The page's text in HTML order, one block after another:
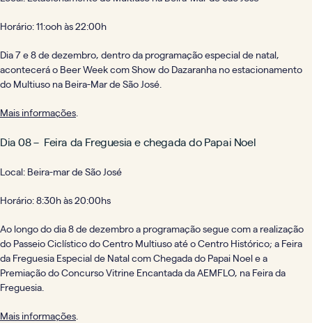
Horário: 11:ooh às 22:00h
Dia 7 e 8 de dezembro, dentro da programação especial de natal,
acontecerá o Beer Week com Show do Dazaranha no estacionamento
do Multiuso na Beira-Mar de São José.
Mais informações
Dia 08 – Feira da Freguesia e chegada do Papai Noel
Local: Beira-mar de São José
Horário: 8:30h às 20:00hs
Ao longo do dia 8 de dezembro a programação segue com a realização
do Passeio Ciclístico do Centro Multiuso até o Centro Histórico; a Feira
da Freguesia Especial de Natal com Chegada do Papai Noel e a
Premiação do Concurso Vitrine Encantada da AEMFLO, na Feira da
Freguesia.
Mais informações